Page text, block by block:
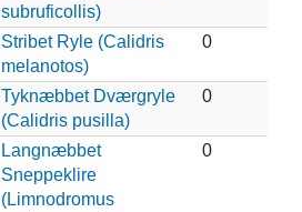
subruficollis)
Stribet Ryle (Calidris
melanotos)
0
Tyknæbbet Dværgryle
(Calidris pusilla)
0
Langnæbbet
Sneppeklire
(Limnodromus
0